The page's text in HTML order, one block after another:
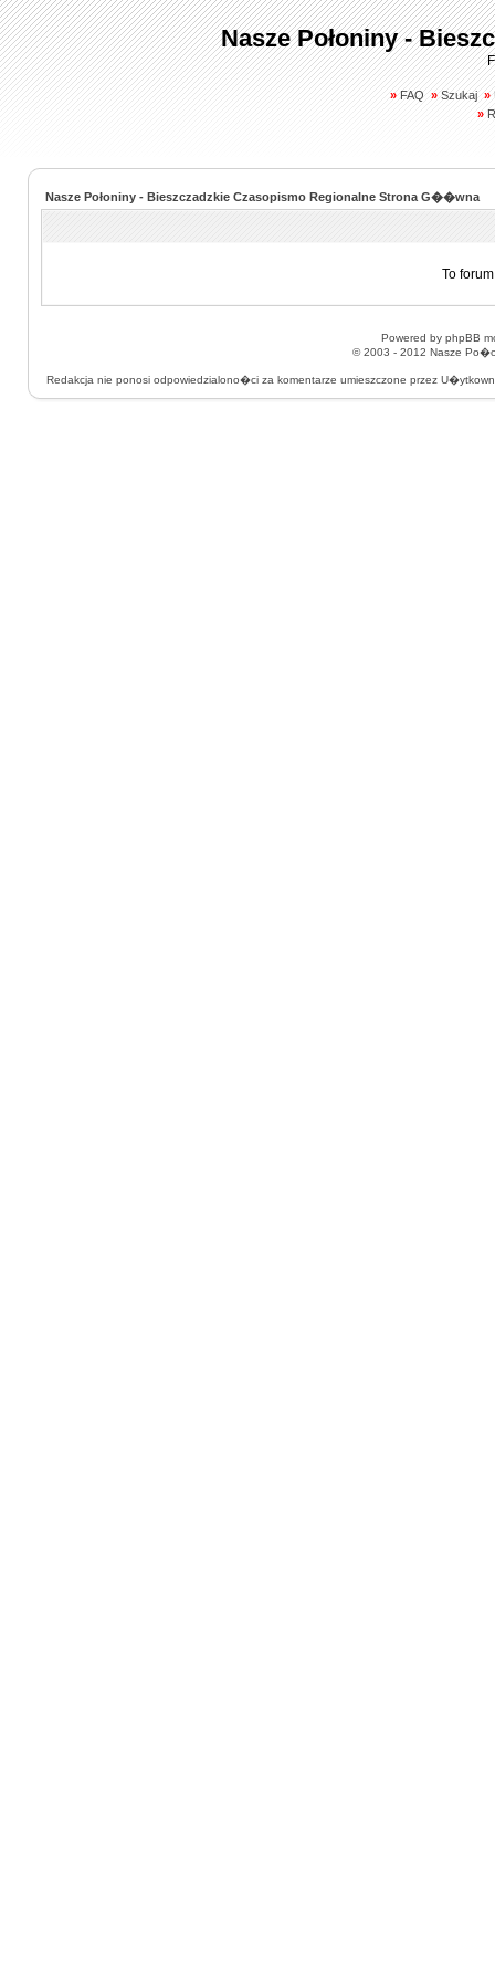
Nasze Połoniny -
» FAQ » Szukaj »
»
Nasze Połoniny - Bieszczadzkie Czasopismo Regionalne Strona G��wna
To
Powered by phpBB
© 2003 - 2012 Nasze
Redakcja nie ponosi odpowiedzialono�ci za komentarze umieszczone przez